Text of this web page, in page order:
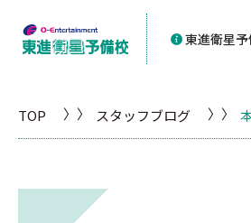
東進衛星
TOP スタッフブログ